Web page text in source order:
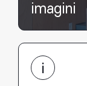
imagini